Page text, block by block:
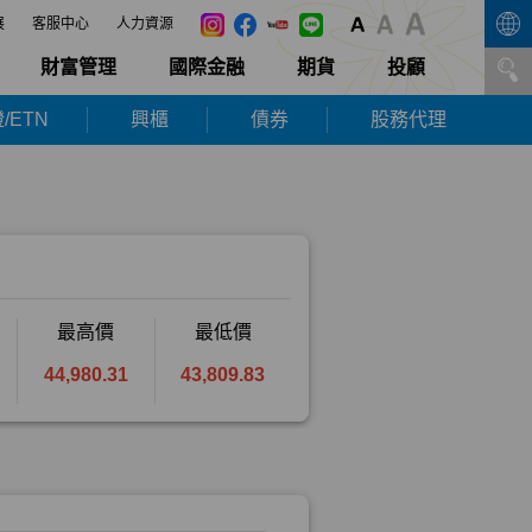
客服中心 人力資源
財富管理 國際金融 期貨 投顧
ETN 興櫃 債券 股務代理